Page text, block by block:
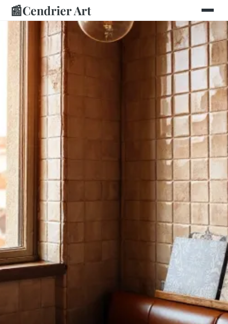
📰Cendrier Art